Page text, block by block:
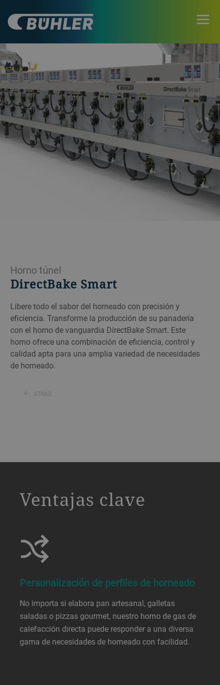
Horno túnel
DirectBake Smart
Libere todo el sabor del horneado con precisión y
eficiencia. Transforme la producción de su panadería
con el horno de vanguardia DirectBake Smart. Este
horno ofrece una combinación de eficiencia, control y
calidad apta para una amplia variedad de necesidades
de horneado.
ATRÁS
Ventajas clave
Personalización de perfiles de horneado
No importa si elabora pan artesanal, galletas
saladas o pizzas gourmet, nuestro horno de gas de
calefacción directa puede responder a una diversa
gama de necesidades de horneado con facilidad.